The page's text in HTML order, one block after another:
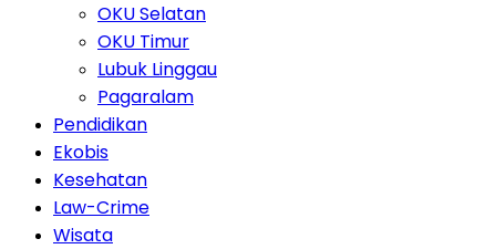
OKU Selatan
OKU Timur
Lubuk Linggau
Pagaralam
Pendidikan
Ekobis
Kesehatan
Law-Crime
Wisata